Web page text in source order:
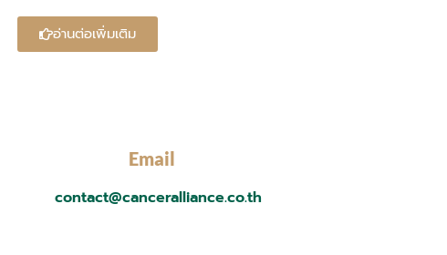
อ่านต่อเพิ่มเติม
Email
contact@canceralliance.co.th